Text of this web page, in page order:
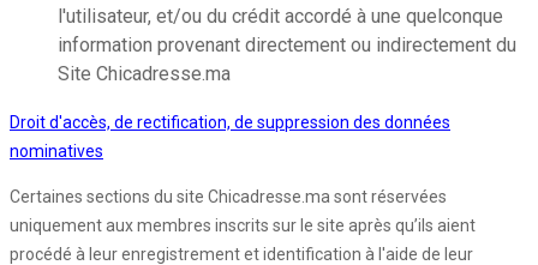
l'utilisateur, et/ou du crédit accordé à une quelconque
information provenant directement ou indirectement du
Site Chicadresse.ma
Droit d'accès, de rectification, de suppression des données
nominatives
Certaines sections du site Chicadresse.ma sont réservées
uniquement aux membres inscrits sur le site après qu’ils aient
procédé à leur enregistrement et identification à l'aide de leur